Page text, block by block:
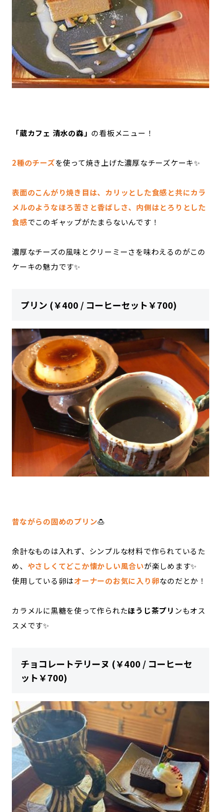
「蔵カフェ 清水の森」 の看板メニュー！
2種のチーズを使って焼き上げた濃厚なチーズケーキ✨
表面のこんがり焼き目は、カリッとした食感と共にカラ
メルのようなほろ苦さと香ばしさ、内側はとろりとした
食感でこのギャップがたまらないんです！
濃厚なチーズの風味とクリーミーさを味わえるのがこの
ケーキの魅力です✨
プリン (￥400 / コーヒーセット￥700)
昔ながらの固めのプリン🍮
余計なものは入れず、シンプルな材料で作られているた
め、 やさしくてどこか懐かしい風合いが楽しめます✨
使用している卵はオーナーのお気に入り卵なのだとか！
カラメルに黒糖を使って作られたほうじ茶プリ ンもオス
スメです✨
チョコレートテリーヌ (￥400 / コーヒーセ
ット￥700)